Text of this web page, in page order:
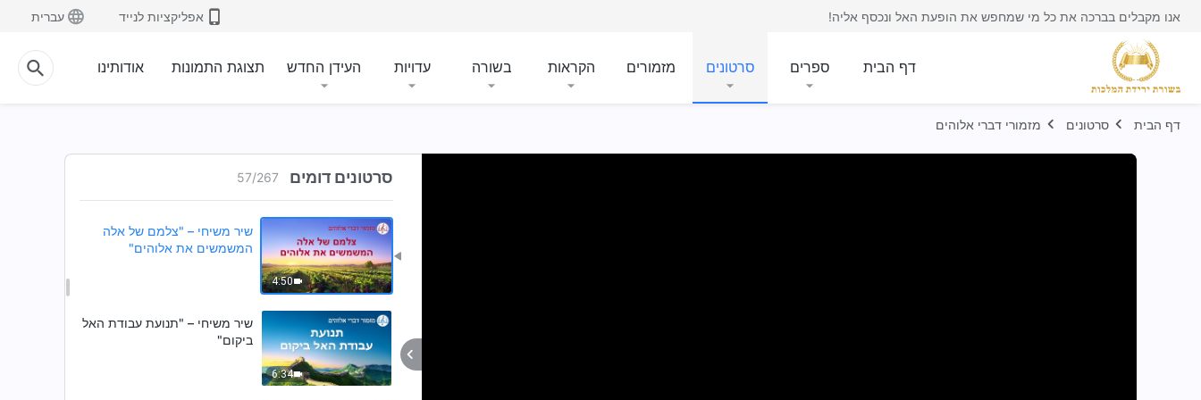
אנו מקבלים בברכה את כל מי שמחפש את הופעת האל ונכסף אליה! אפליקציות לנייד עברית
דף הבית ספרים סרטונים מזמורים הקראות בשורה עדויות העידן החדש תצוגת התמונות אודותינו
דף הבית סרטונים מזמורי דברי אלוהים
סרטונים דומים 57/267
הפתוחים שקבע אלוהים לתבל"
נועדו לישועת האדם"
4:50
שיר משיחי – "צלמם של אלה
המשמשים את אלוהים"
6:34
שיר משיחי – "תנועת עבודת האל
ביקום"